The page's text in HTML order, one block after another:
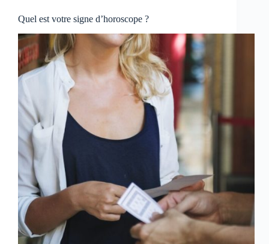
Quel est votre signe d’horoscope ?